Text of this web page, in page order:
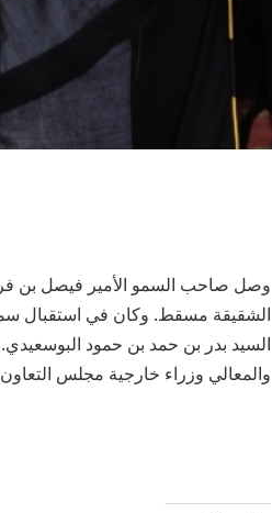
وصل صاحب السمو الأمير فيصل بن
الشقيقة مسقط. وكان في استقبال
السيد بدر بن حمد بن حمود
والمعالي وزراء خارجية مجلس التعاون